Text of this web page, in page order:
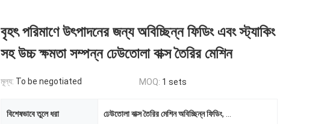
বৃহৎ পরিমাণে উৎপাদনের জন্য অবিচ্ছিন্ন ফিডিং এবং স্ট্যাকিং
সহ উচ্চ ক্ষমতা সম্পন্ন ঢেউতোলা বাক্স তৈরির মেশিন
মূল্য: To be negotiated MOQ: 1 sets
বিশেষভাবে তুলে ধরা ঢেউতোলা বাক্স তৈরির মেশিন অবিচ্ছিন্ন ফিডিং,